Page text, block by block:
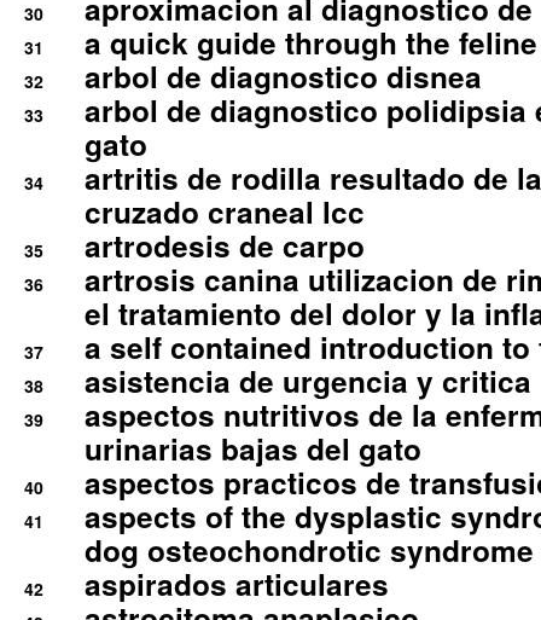
30 aproximacion al diagnostico
31 a quick guide through the
32 arbol de diagnostico disnea
33
arbol de diagnostico polidipsia
gato
34
artritis de rodilla resultado de
cruzado craneal lcc
35 artrodesis de carpo
36
artrosis canina utilizacion de
el tratamiento del dolor y la
37 a self contained introduction
38 asistencia de urgencia y
39
aspectos nutritivos de la
urinarias bajas del gato
40 aspectos practicos de
41
aspects of the dysplastic
dog osteochondrotic syndrome
42 aspirados articulares